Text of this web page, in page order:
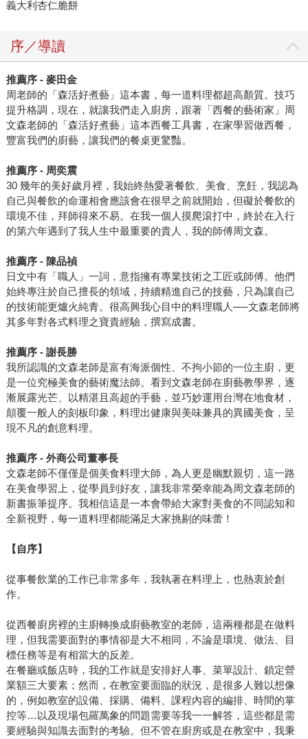
義大利杏仁脆餅
序／導讀
推薦序 - 麥田金
周老師的「森活好煮藝」這本書，每一道料理都超高顏質。技巧
提升格調，現在，就讓我們走入廚房，跟著「西餐的藝術家」周
文森老師的「森活好煮藝」這本西餐工具書，在家學習做西餐，
豐富我們的廚藝，讓我們的餐桌更驚豔。
推薦序 - 周奕震
30 幾年的美好歲月裡，我始終熱愛著餐飲、美食、烹飪，我認為
自己與餐飲的命運相會應該會在很早之前就開始，但礙於餐飲的
環境不佳，拜師得來不易。在我一個人摸爬滾打中，終於在入行
的第六年遇到了我人生中最重要的貴人，我的師傅周文森。
推薦序 - 陳品禎
日文中有「職人」一詞，意指擁有專業技術之工匠或師傅。他們
始終專注於自己擅長的領域，持續精進自己的技藝，只為讓自己
的技術能更爐火純青。很高興我心目中的料理職人──文森老師將
其多年對各式料理之寶貴經驗，撰寫成書。
推薦序 - 謝長勝
我所認識的文森老師是富有海派個性、不拘小節的一位主廚，更
是一位究極美食的藝術魔法師。看到文森老師在廚藝教學界，逐
漸展露光芒、以精湛且高超的手藝，並巧妙運用台灣在地食材，
顛覆一般人的刻板印象，料理出健康與美味兼具的異國美食，呈
現不凡的創意料理。
推薦序 - 外商公司董事長
文森老師不僅僅是個美食料理大師，為人更是幽默親切，這一路
在美食學習上，從學員到好友，讓我非常榮幸能為周文森老師的
新書振筆提序。我相信這是一本會帶給大家對美食的不同認知和
全新視野，每一道料理都能滿足大家挑剔的味蕾！
【自序】
從事餐飲業的工作已非常多年，我執著在料理上，也熱衷於創
作。
從西餐廚房裡的主廚轉換成廚藝教室的老師，這兩種都是在做料
理，但我需要面對的事情卻是大不相同，不論是環境、做法、目
標任務等是有相當大的反差。
在餐廳或飯店時，我的工作就是安排好人事、菜單設計、鎖定營
業額三大要素；然而，在教室要面臨的狀況，是很多人難以想像
的，例如教室的設備、採購、備料、課程內容的編排、時間的掌
控等…以及現場包羅萬象的問題需要等我一一解答，這些都是需
要經驗與知識去面對的考驗。但不管在廚房或是在教室中，我秉